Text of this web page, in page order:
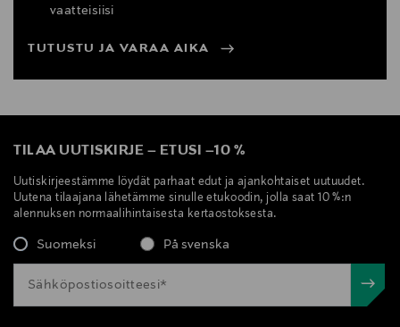
vaatteisiisi
TUTUSTU JA VARAA AIKA
TILAA UUTISKIRJE – ETUSI –10 %
Uutiskirjeestämme löydät parhaat edut ja ajankohtaiset uutuudet.
Uutena tilaajana lähetämme sinulle etukoodin, jolla saat 10 %:n
alennuksen normaalihintaisesta kertaostoksesta.
Suomeksi På svenska